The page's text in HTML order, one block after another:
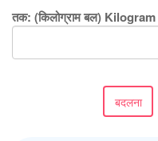
तक: (किलोग्राम बल)